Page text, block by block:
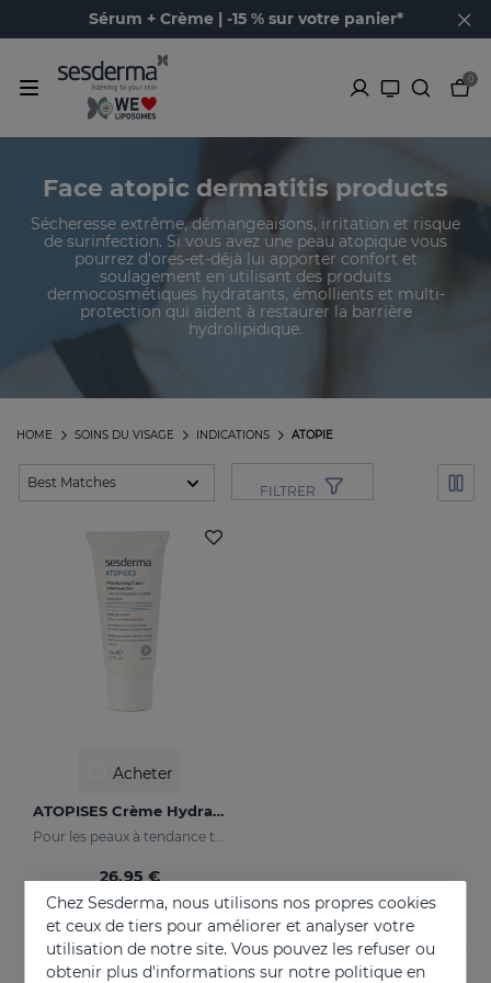
Sérum + Crème | -15 % sur votre panier*
0
Face atopic dermatitis products
Sécheresse extrême, démangeaisons, irritation et risque
de surinfection. Si vous avez une peau atopique vous
pourrez d'ores-et-déjà lui apporter confort et
soulagement en utilisant des produits
dermocosmétiques hydratants, émollients et multi-
protection qui aident à restaurer la barrière
hydrolipidique.
ATOPIE
INDICATIONS
SOINS DU VISAGE
HOME
FILTRER
Acheter
ATOPISES Crème Hydratante Soin Intensif
Pour les peaux à tendance topique
26.95 €
Chez Sesderma, nous utilisons nos propres cookies
et ceux de tiers pour améliorer et analyser votre
utilisation de notre site. Vous pouvez les refuser ou
obtenir plus d'informations sur notre politique en